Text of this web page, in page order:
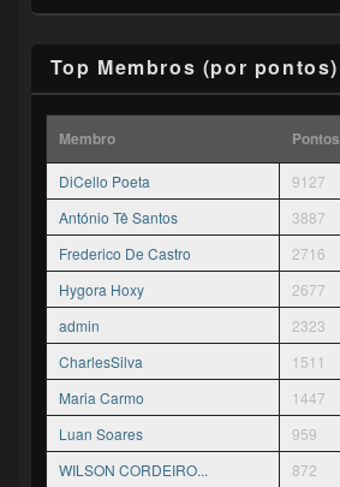
Top Membros (por pontos)
Membro Pontos
DiCello Poeta
9127
António Tê Santos
3887
Frederico De Castro
2716
Hygora Hoxy
2677
admin
2323
CharlesSilva
1511
Maria Carmo
1447
Luan Soares
959
WILSON CORDEIRO...
872